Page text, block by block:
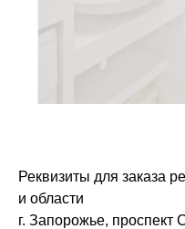
35 лет
Реквизиты для заказа
и области
г. Запорожье, проспект